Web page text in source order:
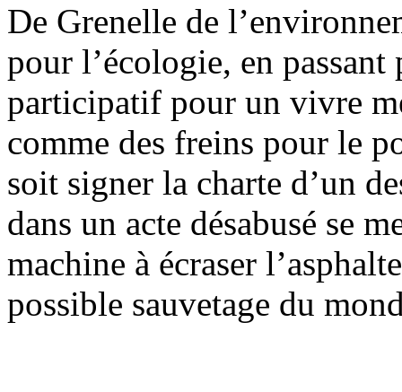
De Grenelle de
pour l’écologie, en
participatif pour un vivre
comme des freins pour le
soit signer la charte d’un
dans un acte désabusé se
machine à écraser
possible sauvetage du